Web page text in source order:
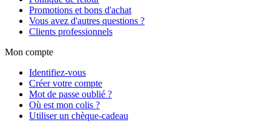
Promotions et bons d'achat
Vous avez d'autres questions ?
Clients professionnels
Mon compte
Identifiez-vous
Créer votre compte
Mot de passe oublié ?
Où est mon colis ?
Utiliser un chèque-cadeau